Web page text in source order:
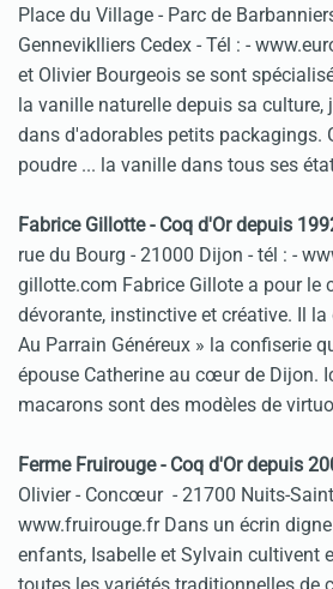
Place du Village - Parc de
Genneviklliers Cedex - Tél : -
et Olivier Bourgeois se sont
la vanille naturelle depuis sa
dans d'adorables petits packagings.
poudre ... la vanille dans tous ses
Fabrice Gillotte - Coq d'Or depuis
rue du Bourg - 21000 Dijon - tél : -
gillotte.com Fabrice Gillote a pour le
dévorante, instinctive et créative. Il
Au Parrain Généreux » la confiserie
épouse Catherine au cœur de Dijon.
macarons sont des modèles de
Ferme Fruirouge - Coq d'Or depuis
Olivier - Concœur - 21700 Nuits-
www.fruirouge.fr Dans un écrin
enfants, Isabelle et Sylvain cultivent